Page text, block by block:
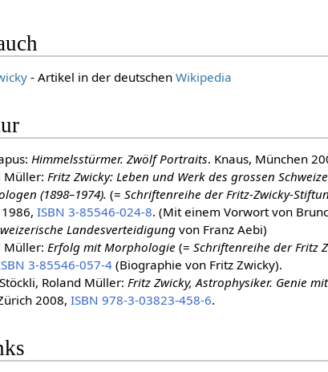
- Artikel in der deutschen Wikipedia
Himmelsstürmer. Zwölf Portraits. Knaus, München
Müller: Fritz Zwicky: Leben und Werk des grossen
(1898–1974). (= Schriftenreihe der Fritz-Zwicky-
ISBN 3-85546-024-8. (Mit einem Vorwort von
Landesverteidigungvon Franz Aebi)
Müller: Erfolg mit Morphologie (= Schriftenreihe der Fritz
3-85546-057-4(Biographie von Fritz Zwicky).
Roland Müller: Fritz Zwicky, Astrophysiker. Genie
2008, ISBN 978-3-03823-458-6.